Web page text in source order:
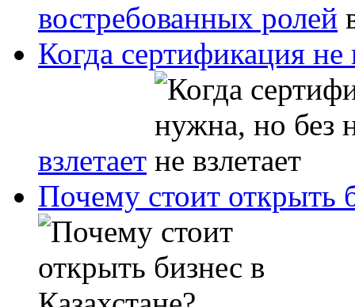
востребованных ролей
Когда сертификация
взлетает
Почему стоит открыть